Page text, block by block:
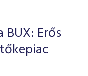
bevezetését
Erős